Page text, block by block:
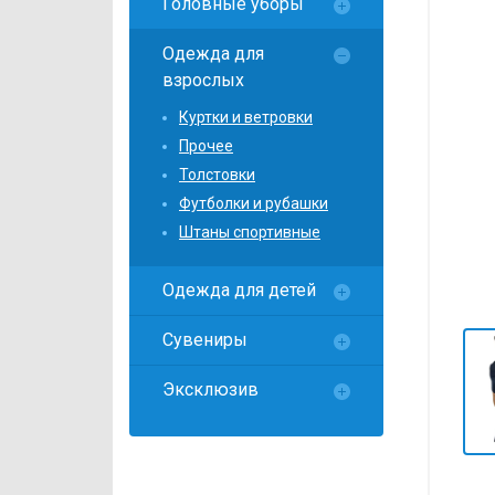
Локомотив
Северсталь
Шанхайские Драконы
Одежда для
взрослых
Куртки и ветровки
Прочее
Толстовки
Футболки и рубашки
Штаны спортивные
Одежда для детей
Сувениры
Эксклюзив